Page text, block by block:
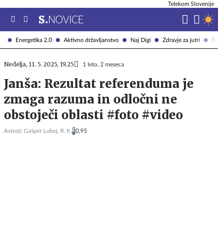
Energetika 2.0 Aktivno državljanstvo Naj Digi Zdravje za jutri
Telekom Slovenije
Nedelja, 11. 5. 2025, 19.25 1 leto, 2 meseca
Janša: Rezultat referenduma je
zmaga razuma in odločni ne
obstoječi oblasti #foto #video
Avtorji: Gašper Lubej, R. K. 0,95